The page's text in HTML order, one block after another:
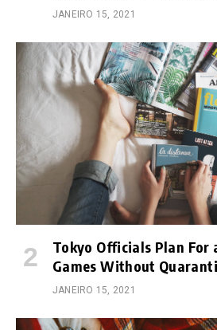
JANEIRO 15, 2021
Tokyo Officials Plan For
Games Without
JANEIRO 15, 2021